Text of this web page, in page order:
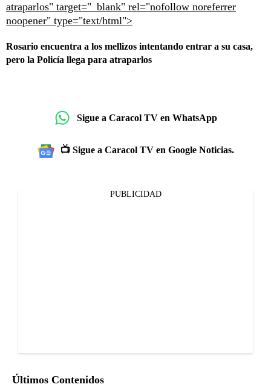
atraparlos" target="_blank" rel="nofollow noreferrer
noopener" type="text/html">
Rosario encuentra a los mellizos intentando entrar a su casa,
pero la Policía llega para atraparlos
Sigue a Caracol TV en WhatsApp
📺 Sigue a Caracol TV en Google Noticias.
PUBLICIDAD
Últimos Contenidos